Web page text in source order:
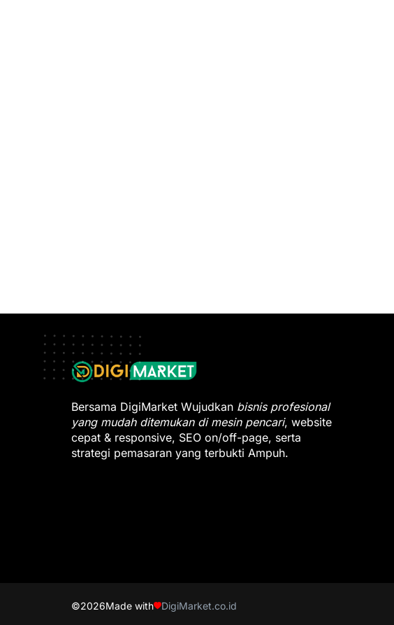
Bersama DigiMarket Wujudkan bisnis profesional
yang mudah ditemukan di mesin pencari, website
cepat & responsive, SEO on/off-page, serta
strategi pemasaran yang terbukti Ampuh.
©2026Made with DigiMarket.co.id